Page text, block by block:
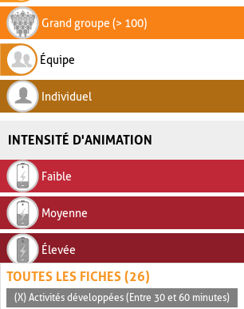
Grand groupe (> 100)
Équipe
Individuel
INTENSITÉ D'ANIMATION
Faible
Moyenne
Élevée
TOUTES LES FICHES (26)
(X) Activités développées (Entre 30 et 60 minutes)